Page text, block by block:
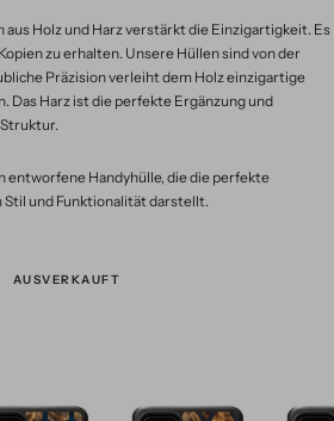
Holz und Harz verstärkt die Einzigartigkeit. Es
zu erhalten. Unsere Hüllen sind von der
Präzision verleiht dem Holz einzigartige
Das Harz ist die perfekte Ergänzung und
entworfene Handyhülle, die die perfekte
und Funktionalität darstellt.
AUSVERKAUFT